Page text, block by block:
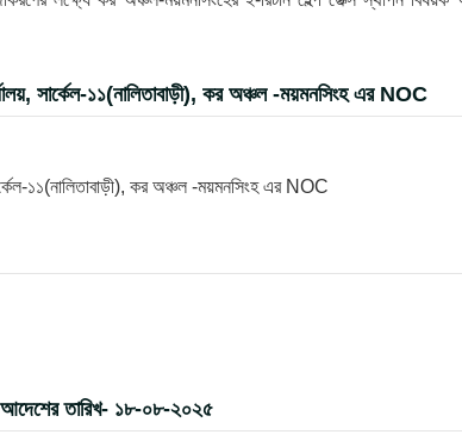
সার্কেল-১১(নালিতাবাড়ী), কর অঞ্চল -ময়মনসিংহ এর NOC
১১(নালিতাবাড়ী), কর অঞ্চল -ময়মনসিংহ এর NOC
আদেশের তারিখ- ১৮-০৮-২০২৫